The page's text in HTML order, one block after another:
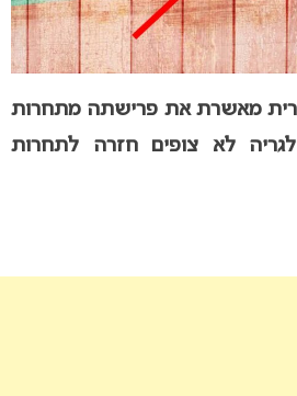
מאשרת את פרישתה מתחרות
לא צופים חזרה לתחרות